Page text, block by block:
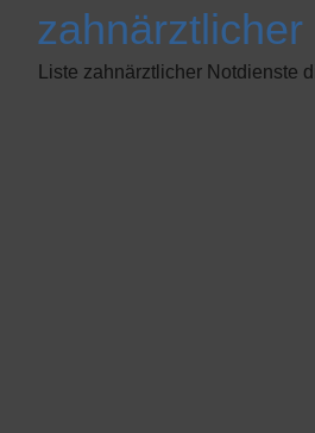
Liste zahnärztlicher Notdienste